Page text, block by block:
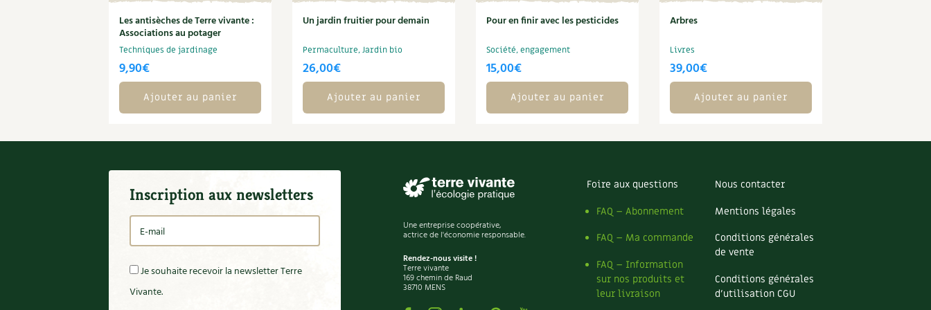
Les antisèches de Terre vivante :
Associations au potager
Techniques de jardinage
9,90€
Ajouter au panier
Un jardin fruitier pour demain
Permaculture, Jardin bio
26,00€
Ajouter au panier
Pour en finir avec les pesticides
Société, engagement
15,00€
Ajouter au panier
Arbres
Livres
39,00€
Ajouter au panier
Inscription aux newsletters
Je souhaite recevoir la newsletter Terre
Vivante.
Une entreprise coopérative,
actrice de l'économie responsable.
Rendez-nous visite !
Terre vivante
169 chemin de Raud
38710 MENS
Foire aux questions
FAQ – Abonnement
FAQ – Ma commande
FAQ – Information
sur nos produits et
leur livraison
Nous contacter
Mentions légales
Conditions générales
de vente
Conditions générales
d’utilisation CGU